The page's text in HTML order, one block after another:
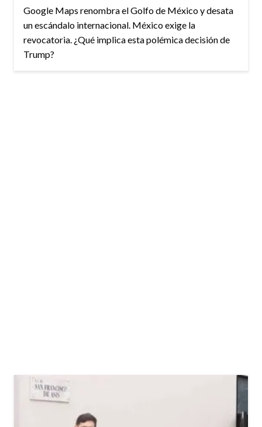
Google Maps renombra el Golfo de México y desata
un escándalo internacional. México exige la
revocatoria. ¿Qué implica esta polémica decisión de
Trump?